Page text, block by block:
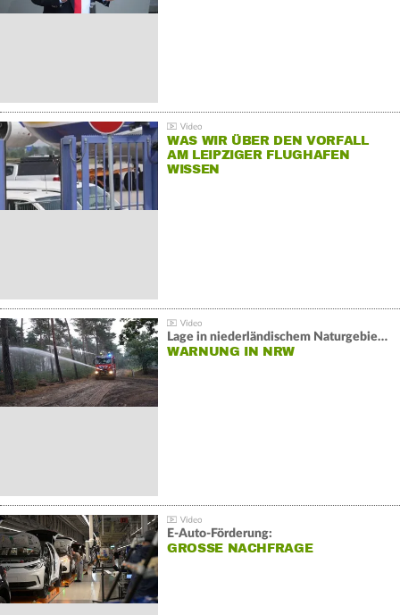
WAS WIR ÜBER DEN VORFALL
AM LEIPZIGER FLUGHAFEN
WISSEN
Lage in niederländischem Naturgebiet stabil
WARNUNG IN NRW
E-Auto-Förderung:
GROSSE NACHFRAGE